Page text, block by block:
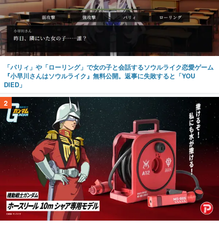
「パリィ」や「ローリング」で女の子と会話するソウルライク恋愛ゲーム
『小早川さんはソウルライク』無料公開。返事に失敗すると「YOU
DIED」
2